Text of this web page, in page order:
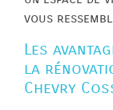
vous
Les
la
Chevry